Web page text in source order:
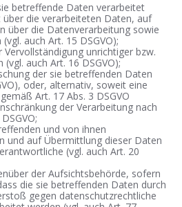
betreffende Daten verarbeitet
die verarbeiteten Daten, auf
über die Datenverarbeitung sowie
auch Art. 15 DSGVO);
unrichtiger bzw.
auch Art. 16 DSGVO);
der sie betreffenden Daten
oder, alternativ, soweit eine
Art. 17 Abs. 3 DSGVO
der Verarbeitung nach
und von ihnen
und auf Übermittlung dieser Daten
(vgl. auch Art. 20
der Aufsichtsbehörde, sofern
die sie betreffenden Daten durch
gegen datenschutzrechtliche